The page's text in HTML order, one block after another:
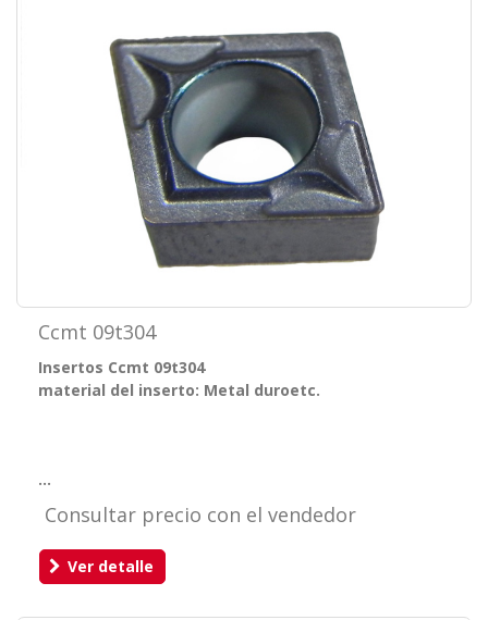
Ccmt 09t304
Insertos Ccmt 09t304
material del inserto: Metal duroetc.
...
Consultar precio con el vendedor
Ver detalle